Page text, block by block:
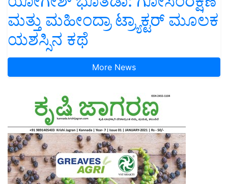
ಮತ್ತು ಮಹೀಂದ್ರಾ ಟ್ರ್ಯಾಕ್ಟರ್ ಮೂಲಕ
ಯಶಸ್ಸಿನ ಕಥೆ
More News